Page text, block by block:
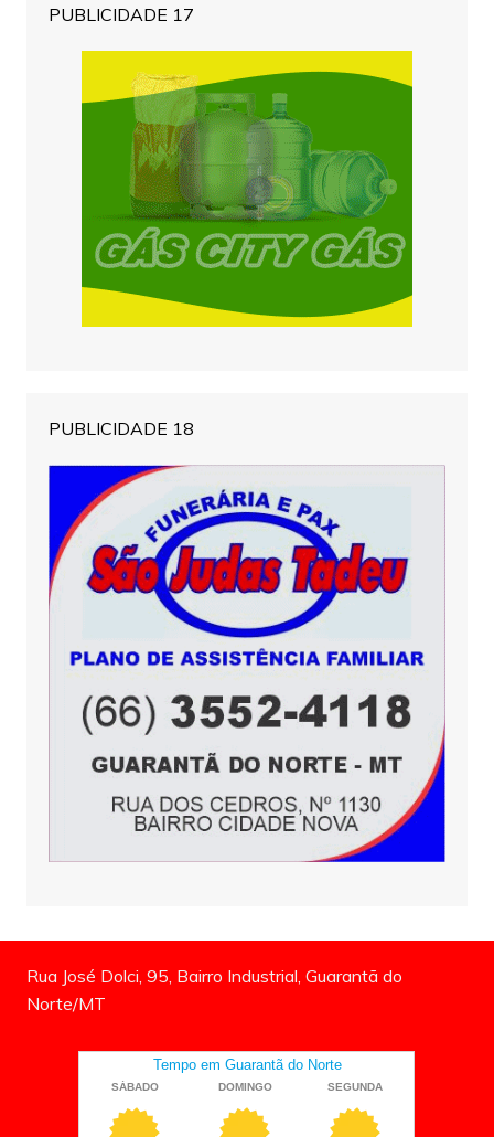
PUBLICIDADE 17
PUBLICIDADE 18
Rua José Dolci, 95, Bairro Industrial, Guarantã do
Norte/MT